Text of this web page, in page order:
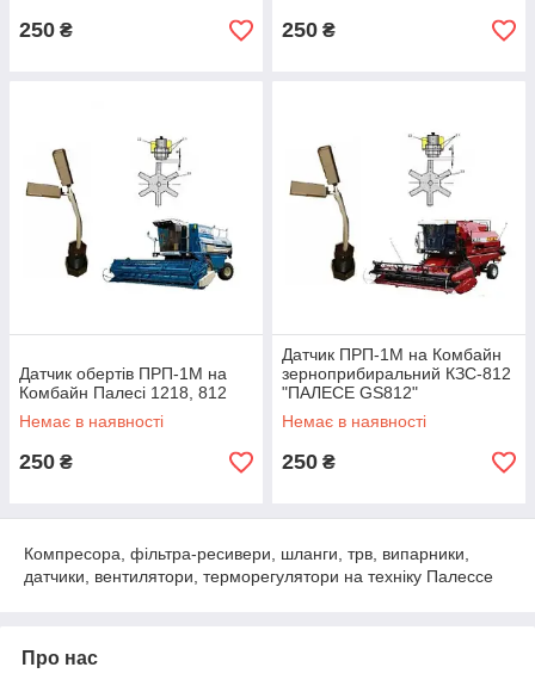
250 ₴ 250 ₴
Датчик обертів ПРП-1М на
Комбайн Палесі 1218, 812
Немає в наявності
250 ₴
Датчик ПРП-1М на Комбайн
зерноприбиральний КЗС-812
"ПАЛЕСЕ GS812"
Немає в наявності
250 ₴
Компресора, фільтра-ресивери, шланги, трв, випарники,
датчики, вентилятори, терморегулятори на техніку Палессе
Про нас